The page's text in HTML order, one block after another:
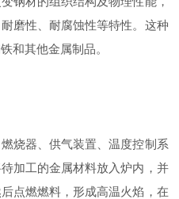
磨性、耐腐蚀性等特性。这种
和其他金属制品。
器、供气装置、温度控制系
加工的金属材料放入炉内，并
点燃燃料，形成高温火焰，在